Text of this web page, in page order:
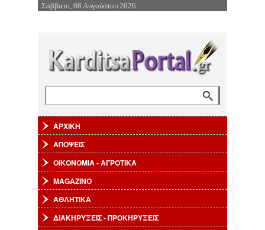
Επιστροφή στην Πλοήγηση
Σάββατο, 08 Αυγούστου 2026
ΑΡΧΙΚΗ
ΑΠΟΨΕΙΣ
ΟΙΚΟΝΟΜΙΑ - ΑΓΡΟΤΙΚΑ
MAGAZINO
ΑΘΛΗΤΙΚΑ
ΔΙΑΚΗΡΥΞΕΙΣ - ΠΡΟΚΗΡΥΞΕΙΣ